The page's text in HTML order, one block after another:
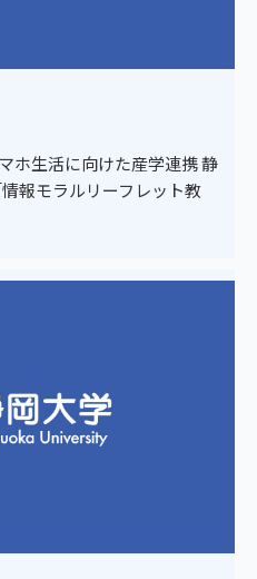
ホ生活に向けた産学連携 静
報モラルリーフレット教